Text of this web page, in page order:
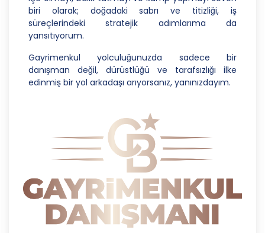
bir biçimde işleyecek ve amacın
gerçekleştirilmesi ile ilgili olmayan veya ihtiyaç
duyulmayan kişisel verilerin işlenmesinden
5. İlgili Mevzuatta Öngörülen veya İşlendikleri
Amaç İçin Gerekli Olan Süre Kadar Muhafaza
CB Gayrimenkul Franchising Pazarlama ve
Danışmanlık Hizmetleri A.Ş. Türk Ceza Kanunu’nun
138. maddesine ve KVK Kanunu’nun 4. ve 7.
maddelerine uygun olarak; işledikleri kişisel verileri,
yalnızca ilgili mevzuat ve kanunlarda öngörülen
veya kişisel veri işleme amacının gerektirdiği süre
kadar muhafaza edecektir. CB Gayrimenkul
Franchising Pazarlama ve Danışmanlık Hizmetleri
A.Ş. öncelikle ilgili mevzuatta kişisel verilerin
saklanması için bir süre öngörülüp
biri olarak; doğadaki sabrı ve titizliği, iş
süreçlerindeki stratejik adımlarıma da
yansıtıyorum.
Gayrimenkul yolculuğunuzda sadece bir
danışman değil, dürüstlüğü ve tarafsızlığı ilke
edinmiş bir yol arkadaşı arıyorsanız, yanınızdayım.